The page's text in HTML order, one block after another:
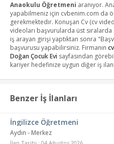
Anaokulu Öğretmeni aranıyor.
yapabilmeniz için cvbenim.com da
gerekmektedir. Konuşan Cv (cv
videoları başvurularda üst
iş arayan girişi yaptıktan sonra
başvurusu yapabilirsiniz. Firmanın
Doğan Çocuk Evi sayfasından
kariyer hedefinize uygun diğer iş
Benzer İş İlanları
İngilizce Öğretmeni
Aydın - Merkez